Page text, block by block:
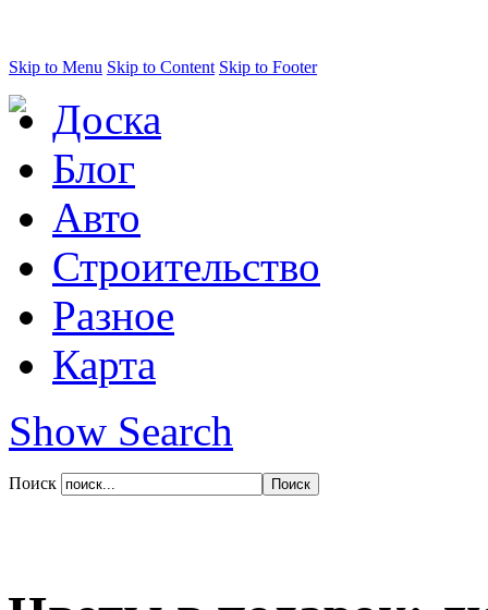
Skip to Menu Skip to Content Skip to Footer
Доска
Блог
Авто
Строительство
Разное
Карта
Show Search
Поиск